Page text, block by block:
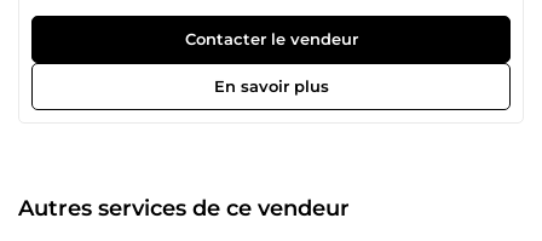
délais 👋 Je suis Christ, fondateur de l’agence
DCSTRATEGY. Avec mon équipe, j’accompagne les auteurs
et entrepreneurs sur Amazon KDP et le marketing digital à
360° pour construire un business rentable. 💬 Contacte-moi
dès maintenant pour transformer ton projet en résultats
Contacter le vendeur
En savoir plus
Autres services de ce vendeur